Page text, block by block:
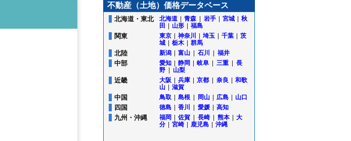
不動産（土地）価格データベース
北海道・東北 北海道 青森 岩手 宮城
秋
田
山形 福島
関東 東京 神奈川 埼玉 千葉
茨
城
栃木 群馬
北陸 新潟 富山 石川 福井
中部 愛知 静岡 岐阜 三重
長
野
山梨
近畿 大阪 兵庫 京都 奈良
和歌
山
滋賀
中国 鳥取 島根 岡山 広島 山口
四国 徳島 香川 愛媛 高知
九州・沖縄 福岡 佐賀 長崎 熊本
大
分
宮崎 鹿児島 沖縄